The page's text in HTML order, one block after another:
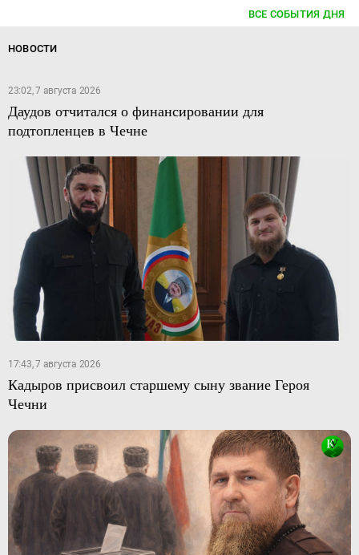
ВСЕ СОБЫТИЯ ДНЯ
НОВОСТИ
23:02, 7 августа 2026
Даудов отчитался о финансировании для
подтопленцев в Чечне
17:43, 7 августа 2026
Кадыров присвоил старшему сыну звание Героя
Чечни